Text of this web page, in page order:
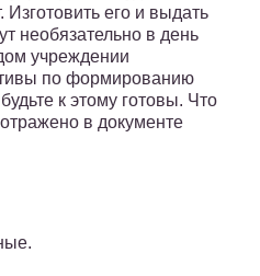
Изготовить его и выдать
необязательно в день
учреждении
по формированию
к этому готовы. Что
в документе